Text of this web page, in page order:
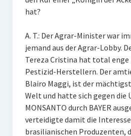
hat?
A. T.: Der Agrar-Minister war
jemand aus der Agrar-Lobby.
Tereza Cristina hat total enge
Pestizid-Herstellern. Der
Blairo Maggi, ist der
Welt und hatte sich gegen die
MONSANTO durch BAYER
verteidigte damit die
brasilianischen Produzenten,